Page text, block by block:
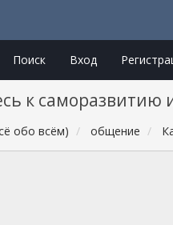
Поиск Вход
к саморазвитию
обо всём) общение